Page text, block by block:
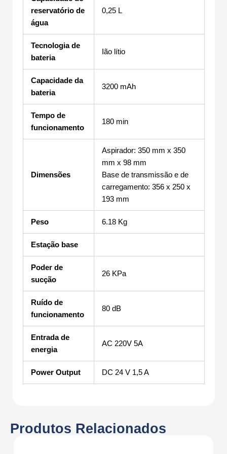
reservatório de
água
0,25 L
Tecnologia de
bateria
Ião lítio
Capacidade da
bateria
3200 mAh
Tempo de
funcionamento
180 min
Dimensões
Aspirador: 350 mm x 350
mm x 98 mm
Base de transmissão e de
carregamento: 356 x 250 x
193 mm
Peso 6.18 Kg
Estação base
Poder de
sucção
26 KPa
Ruído de
funcionamento
80 dB
Entrada de
energia
AC 220V 5A
Power Output DC 24 V 1,5 A
Produtos Relacionados